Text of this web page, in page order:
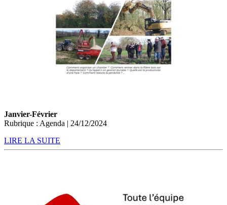
Janvier-Février
Rubrique : Agenda | 24/12/2024
LIRE LA SUITE